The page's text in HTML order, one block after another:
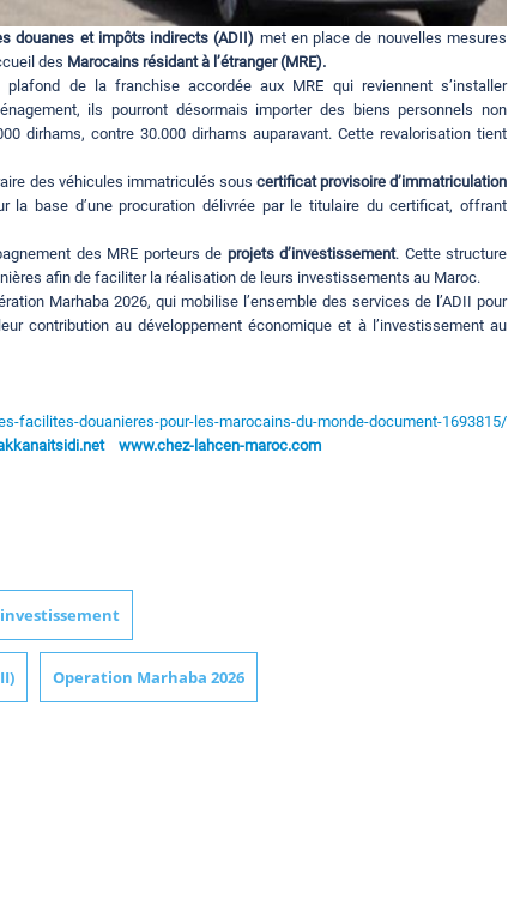
douanes et impôts indirects (ADII) met en place de nouvelles mesures
des Marocains résidant à l’étranger (MRE).
de la franchise accordée aux MRE qui reviennent s’installer
ils pourront désormais importer des biens personnels non
dirhams, contre 30.000 dirhams auparavant. Cette revalorisation tient
des véhicules immatriculés sous certificat provisoire d’immatriculation
la base d’une procuration délivrée par le titulaire du certificat, offrant
des MRE porteurs de projets d’investissement. Cette structure
afin de faciliter la réalisation de leurs investissements au Maroc.
Marhaba 2026, qui mobilise l’ensemble des services de l’ADII pour
contribution au développement économique et à l’investissement au
facilites-douanieres-pour-les-marocains-du-monde-document-1693815/
www.chez-lahcen-maroc.com
Operation Marhaba 2026